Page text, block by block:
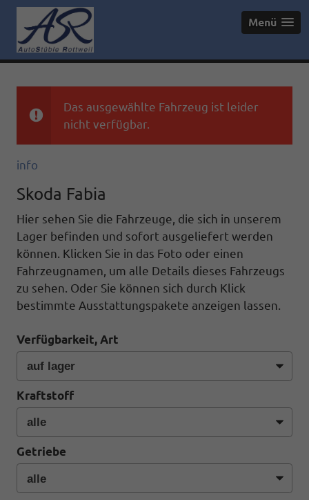
Menü
Das ausgewählte Fahrzeug ist leider
nicht verfügbar.
info
Skoda Fabia
Hier sehen Sie die Fahrzeuge, die sich in unserem
Lager befinden und sofort ausgeliefert werden
können. Klicken Sie in das Foto oder einen
Fahrzeugnamen, um alle Details dieses Fahrzeugs
zu sehen. Oder Sie können sich durch Klick
bestimmte Ausstattungspakete anzeigen lassen.
Verfügbarkeit, Art
Kraftstoff
Getriebe